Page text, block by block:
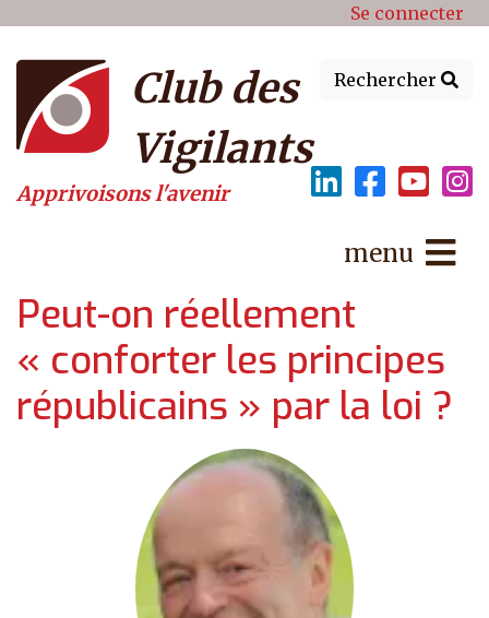
Menu du compte de Se connecter
Rechercher
Club des
Vigilants
Apprivoisons l'avenir
menu
Peut-on réellement
« conforter les principes
républicains » par la loi ?